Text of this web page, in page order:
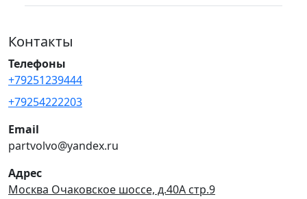
Контакты
Телефоны
+79251239444
+79254222203
Email
partvolvo@yandex.ru
Адрес
Москва Очаковское шоссе, д.40А стр.9